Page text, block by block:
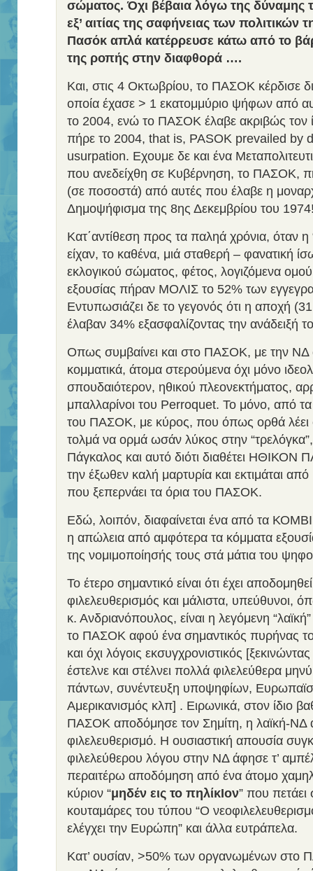
σώματος. Όχι βέβαια λόγω της δύναμης
εξ’ αιτίας της σαφήνειας των πολιτικών
Πασόκ απλά κατέρρευσε κάτω από το
της ροπής στην διαφθορά ….
Kαι, στις 4 Οκτωβρίου, το ΠΑΣΟΚ κέρδισε
οποία έχασε > 1 εκατομμύριο ψήφων από
το 2004, ενώ το ΠΑΣΟΚ έλαβε ακριβώς τον
πήρε το 2004, that is, PASOK prevailed by
usurpation. Εχουμε δε και ένα
που ανεδείχθη σε Κυβέρνηση, το ΠΑΣΟΚ,
(σε ποσοστά) από αυτές που έλαβε η
Δημοψήφισμα της 8ης Δεκεμβρίου του
Κατ΄αντίθεση προς τα παληά χρόνια, όταν η
είχαν, το καθένα, μιά σταθερή – φανατική
εκλογικού σώματος, φέτος, λογιζόμενα
εξουσίας πήραν ΜΟΛΙΣ το 52% των
Εντυπωσιάζει δε το γεγονός ότι η αποχή
έλαβαν 34% εξασφαλίζοντας την ανάδειξή
Οπως συμβαίνει και στο ΠΑΣΟΚ, με την ΝΔ
κομματικά, άτομα στερούμενα όχι μόνο
σπουδαιότερον, ηθικού πλεονεκτήματος,
μπαλλαρίνοι του Perroquet. Το μόνο, από
του ΠΑΣΟΚ, με κύρος, που όπως ορθά λέει
τολμά να ορμά ωσάν λύκος στην
Πάγκαλος και αυτό διότι διαθέτει
την έξωθεν καλή μαρτυρία και εκτιμάται
που ξεπερνάει τα όρια του ΠΑΣΟΚ.
Εδώ, λοιπόν, διαφαίνεται ένα από τα
η απώλεια από αμφότερα τα κόμματα
της νομιμοποίησής τους στά μάτια του
Το έτερο σημαντικό είναι ότι έχει
φιλελευθερισμός και μάλιστα, υπεύθυνοι,
κ. Ανδριανόπουλος, είναι η λεγόμενη
το ΠΑΣΟΚ αφού ένα σημαντικός πυρήνας
και όχι λόγοις εκσυγχρονιστικός
έστελνε και στέλνει πολλά φιλελεύθερα
πάντων, συνέντευξη υποψηφίων,
Αμερικανισμός κλπ] . Ειρωνικά, στον ίδιο
ΠΑΣΟΚ αποδόμησε τον Σημίτη, η λαϊκή-ΝΔ
φιλελευθερισμό. Η ουσιαστική απουσία
φιλελεύθερου λόγου στην ΝΔ άφησε τ’
περαιτέρω αποδόμηση από ένα άτομο
κύριον “μηδέν εις το πηλίκIον” που
κουταμάρες του τύπου “Ο
ελέγχει την Ευρώπη” και άλλα ευτράπελα.
Κατ’ ουσίαν, >50% των οργανωμένων στο